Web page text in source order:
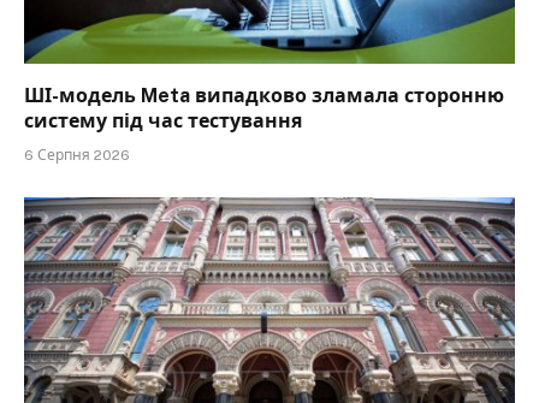
ШІ-модель Meta випадково зламала сторонню
систему під час тестування
6 Серпня 2026